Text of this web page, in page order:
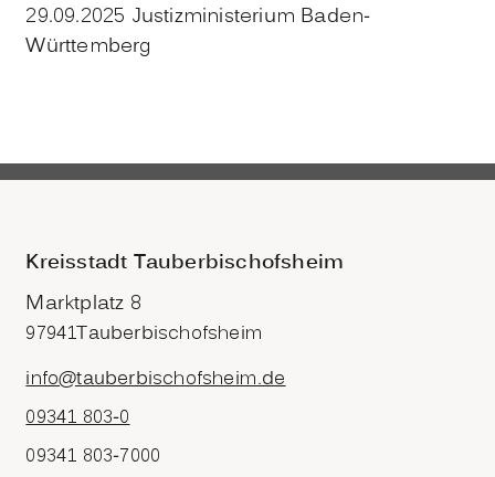
29.09.2025 Justizministerium Baden-
Württemberg
Kreisstadt Tauberbischofsheim
Marktplatz 8
97941Tauberbischofsheim
info@tauberbischofsheim.de
09341 803-0
09341 803-7000